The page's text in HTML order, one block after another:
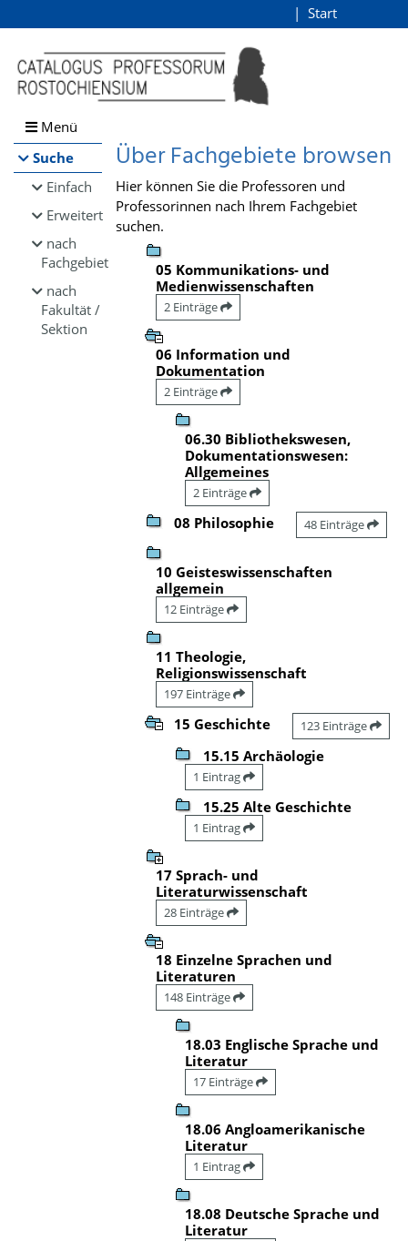
Browsen
direkt zum Inhalt
Start
Menü
Suche
Einfach
Erweitert
nach
Fachgebiet
nach
Fakultät /
Sektion
Über Fachgebiete browsen
Hier können Sie die Professoren und
Professorinnen nach Ihrem Fachgebiet
suchen.
05 Kommunikations- und
Medienwissenschaften
2 Einträge
06 Information und
Dokumentation
2 Einträge
06.30 Bibliothekswesen,
Dokumentationswesen:
Allgemeines
2 Einträge
08 Philosophie 48 Einträge
10 Geisteswissenschaften
allgemein
12 Einträge
11 Theologie,
Religionswissenschaft
197 Einträge
15 Geschichte 123 Einträge
15.15 Archäologie
1 Eintrag
15.25 Alte Geschichte
1 Eintrag
17 Sprach- und
Literaturwissenschaft
28 Einträge
18 Einzelne Sprachen und
Literaturen
148 Einträge
18.03 Englische Sprache und
Literatur
17 Einträge
18.06 Angloamerikanische
Literatur
1 Eintrag
18.08 Deutsche Sprache und
Literatur